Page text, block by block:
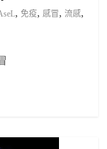
, 免疫, 感冒,流感,